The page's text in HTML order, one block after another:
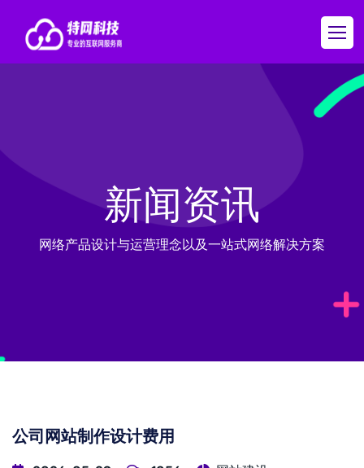
新闻资讯
网络产品设计与运营理念以及一站式网络解决方案
公司网站制作设计费用